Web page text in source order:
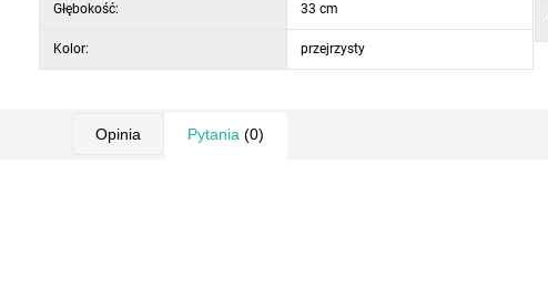
Głębokość: 33 cm
Kolor: przejrzysty
Opinia Pytania (0)